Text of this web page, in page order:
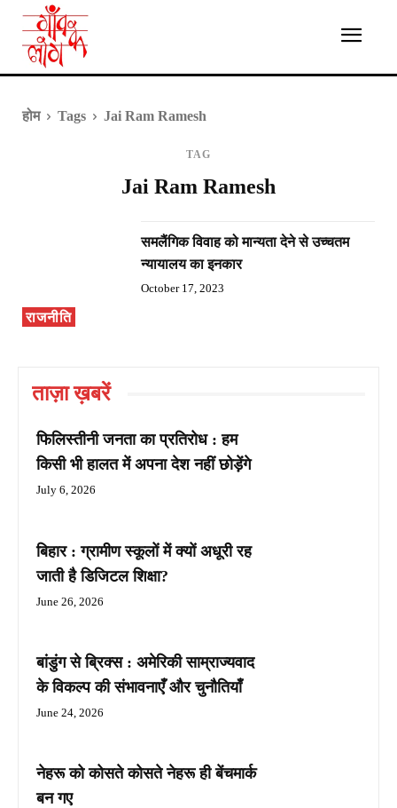
होम Tags Jai Ram Ramesh
TAG
Jai Ram Ramesh
राजनीति
समलैंगिक विवाह को मान्यता देने से उच्चतम
न्यायालय का इनकार
October 17, 2023
ताज़ा ख़बरें
फिलिस्तीनी जनता का प्रतिरोध : हम
किसी भी हालत में अपना देश नहीं छोड़ेंगे
July 6, 2026
बिहार : ग्रामीण स्कूलों में क्यों अधूरी रह
जाती है डिजिटल शिक्षा?
June 26, 2026
बांडुंग से ब्रिक्स : अमेरिकी साम्राज्यवाद
के विकल्प की संभावनाएँ और चुनौतियाँ
June 24, 2026
नेहरू को कोसते कोसते नेहरू ही बेंचमार्क
बन गए